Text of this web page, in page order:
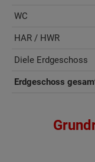
WC
HAR / HWR
Diele Erdgeschoss
Erdgeschoss